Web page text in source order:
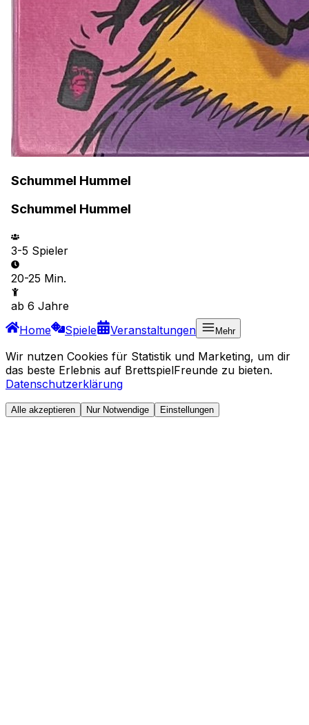
Schummel Hummel
Schummel Hummel
3-5 Spieler
20-25 Min.
ab 6 Jahre
Home
Spiele Veranstaltungen Mehr
Wir nutzen Cookies für Statistik und Marketing, um dir
das beste Erlebnis auf BrettspielFreunde zu bieten.
Datenschutzerklärung
Alle akzeptieren Nur Notwendige Einstellungen